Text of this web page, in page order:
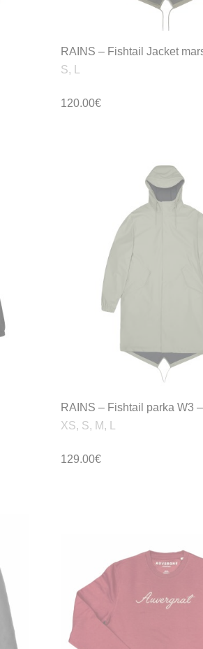
RAINS – Fishtail Jacket
S, L
120.00€
RAINS – Fishtail parka W3
XS, S, M, L
129.00€